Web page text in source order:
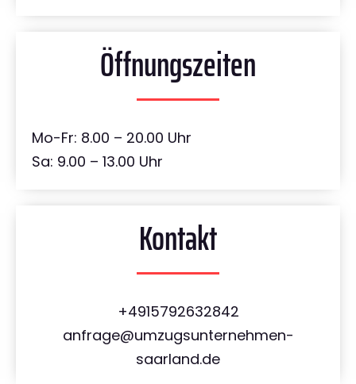
Öffnungszeiten
Mo-Fr: 8.00 – 20.00 Uhr
Sa: 9.00 – 13.00 Uhr
Kontakt
+4915792632842
anfrage@umzugsunternehmen-
saarland.de